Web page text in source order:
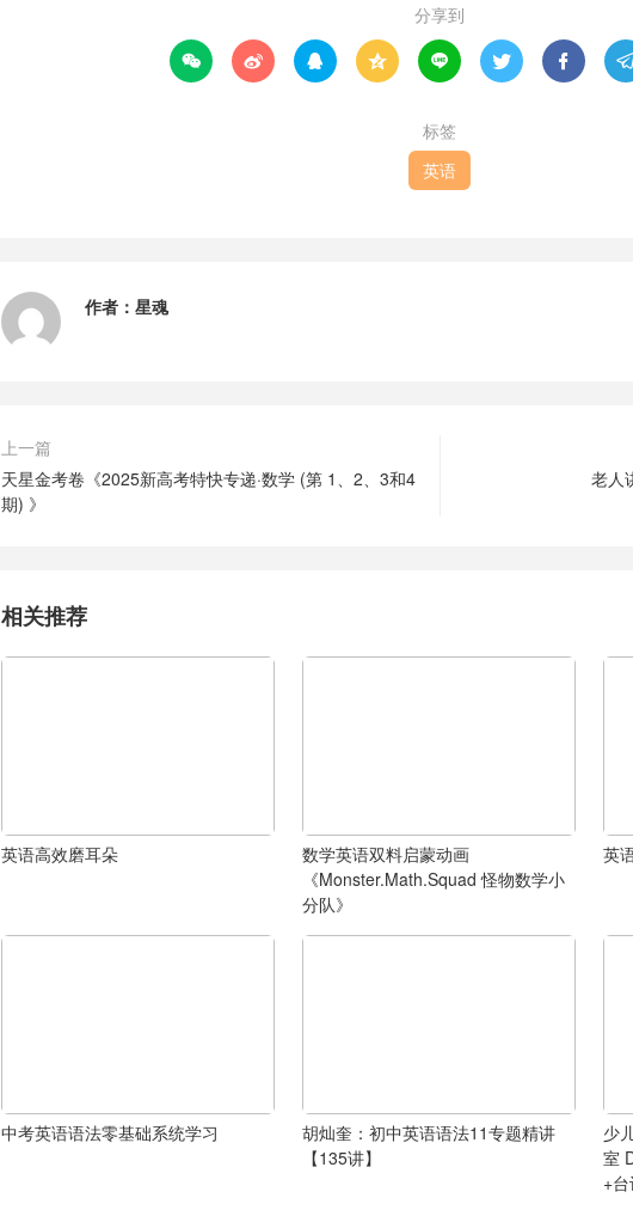
分享到
      
标签
英语
作者： 星魂
上一篇
天星金考卷《2025新高考特快专递·数学 (第 1、2、3和4
期) 》
老人
相关推荐
英语高效磨耳朵
数学英语双料启蒙动画
《Monster.Math.Squad 怪物数学小
分队》
英
中考英语语法零基础系统学习
胡灿奎：初中英语语法11专题精讲
【135讲】
少
室
+台